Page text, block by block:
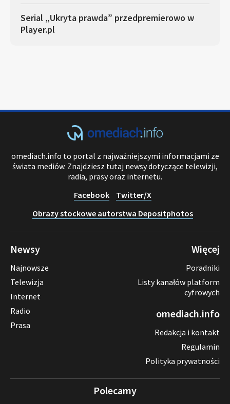
Serial „Ukryta prawda” przedpremierowo w
Player.pl
omediach.info to portal z najważniejszymi informacjami ze
świata mediów. Znajdziesz tutaj newsy dotyczące telewizji,
radia, prasy oraz internetu.
Facebook
Twitter/X
Obrazy stockowe autorstwa Depositphotos
Newsy
Najnowsze
Telewizja
Internet
Radio
Prasa
Więcej
Poradniki
Listy kanałów platform
cyfrowych
omediach.info
Redakcja i kontakt
Regulamin
Polityka prywatności
Polecamy